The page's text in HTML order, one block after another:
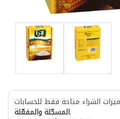
الشراء متاحة فقط للحسابات
المسجّلة والمفعّلة.